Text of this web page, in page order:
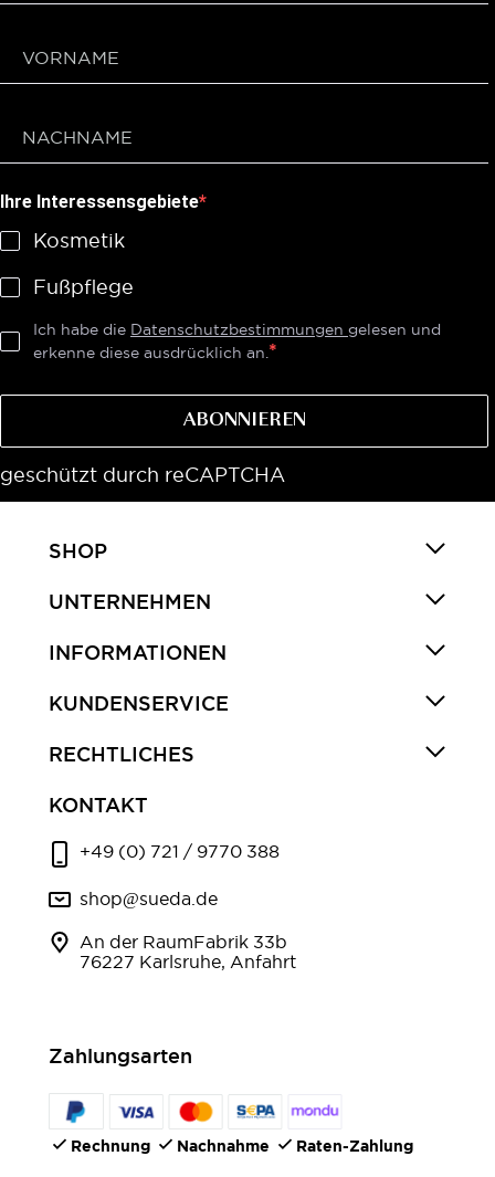
Ihre Interessensgebiete
Kosmetik
Fußpflege
Ich habe die Datenschutzbestimmungen gelesen und
erkenne diese ausdrücklich an.
ABONNIEREN
geschützt durch reCAPTCHA
SHOP
UNTERNEHMEN
INFORMATIONEN
KUNDENSERVICE
RECHTLICHES
KONTAKT
+49 (0) 721 / 9770 388
shop@sueda.de
An der RaumFabrik 33b
76227 Karlsruhe, Anfahrt
Zahlungsarten
Rechnung Nachnahme Raten-Zahlung